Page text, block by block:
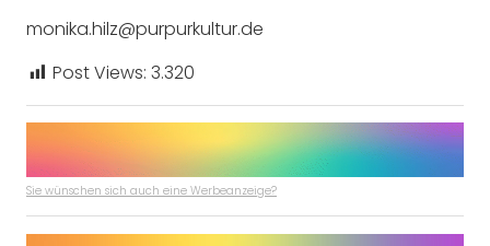
monika.hilz@purpurkultur.de
Post Views: 3.320
Sie wünschen sich auch eine Werbeanzeige?